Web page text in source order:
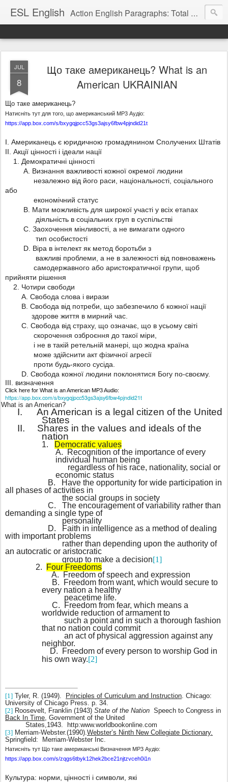
ESL English Action English Paragraphs: Total Physical Response (TPR) Paragraphs for the High School and Adult Language Student
JUL
8
Що таке американець? What is an
American UKRAINIAN
Що таке американець?
Натисніть тут для того, що американський MP3 Аудіо:
https://app.box.com/s/bxygqjpcc53gs3ajsy6fbw4pjndid21t
I. Американець є юридичною громадянином Сполучених Штатів
II. Акції цінності і ідеали нації
1. Демократичні цінності
А. Визнання важливості кожної окремої людини
незалежно від його раси, національності, соціального
або
економічний статус
B. Мати можливість для широкої участі у всіх етапах
діяльність в соціальних груп в суспільстві
C. Заохочення мінливості, а не вимагати одного
тип особистості
D. Віра в інтелект як метод боротьби з
важливі проблеми, а не в залежності від повноважень
самодержавного або аристократичної групи, щоб
прийняти рішення
2. Чотири свободи
А. Свобода слова і вирази
B. Свобода від потреби, що забезпечило б кожної нації
здорове життя в мирний час.
С. Свобода від страху, що означає, що в усьому світі
скорочення озброєння до такої міри,
і не в такій ретельній манері, що жодна країна
може здійснити акт фізичної агресії
проти будь-якого сусіда.
D. Свобода кожної людини поклонятися Богу по-своєму.
III. визначення
Click here for What is an American MP3 Audio:
https://app.box.com/s/bxygqjpcc53gs3ajsy6fbw4pjndid21t
What is an American?
I. An American is a legal citizen of the United
States
II. Shares in the values and ideals of the
nation
1.
Democratic values
A.
Recognition of the importance of every
individual human being
regardless of his race, nationality, social or
economic status
B.
Have the opportunity for wide participation in
all phases of activities in
the social groups in society
C.
The encouragement of variability rather than
demanding a single type of
personality
D.
Faith in intelligence as a method of dealing
with important problems
rather than depending upon the authority of
an autocratic or aristocratic
group to make a decision[1]
2.
Four Freedoms
A.
Freedom of speech and expression
B.
Freedom from want, which would secure to
every nation a healthy
peacetime life.
C.
Freedom from fear, which means a
worldwide reduction of armament to
such a point and in such a thorough fashion
that no nation could commit
an act of physical aggression against any
neighbor.
D.
Freedom of every person to worship God in
his own way.[2]
[1] Tyler, R. (1949). Principles of Curriculum and Instruction . Chicago:
University of Chicago Press. p. 34.
[2] Roosevelt, Franklin (1943) State of the Nation Speech to Congress in
Back In Time , Government of the United
States,1943.
http:www.worldbookonline.com
[3] Merriam-Webster.(1990). Webster’s Ninth New Collegiate Dictionary.
Springfield:
Merriam-Webster Inc.
Натисніть тут Що таке американські Визначення MP3 Аудіо:
https://app.box.com/s/zqgs6tbyk12hek2bce21njtzvceh0i1n
Культура: норми, цінності і символи, які